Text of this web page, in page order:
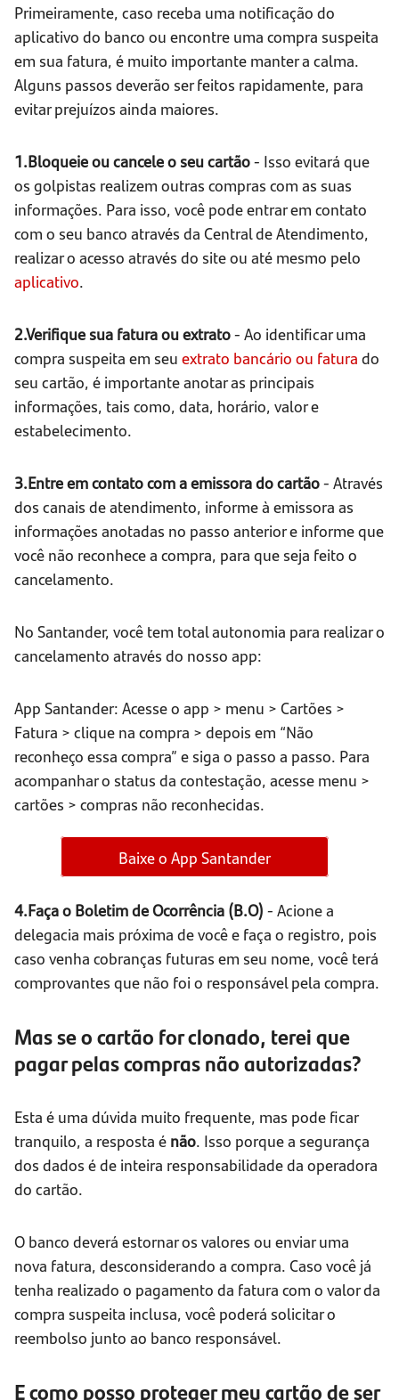
Primeiramente, caso receba uma notificação do
aplicativo do banco ou encontre uma compra suspeita
em sua fatura, é muito importante manter a calma.
Alguns passos deverão ser feitos rapidamente, para
evitar prejuízos ainda maiores.
1.Bloqueie ou cancele o seu cartão- Isso evitará que
os golpistas realizem outras compras com as suas
informações. Para isso, você pode entrar em contato
com o seu banco através da Central de Atendimento,
realizar o acesso através do site ou até mesmo pelo
aplicativo.
2.Verifique sua fatura ou extrato- Ao identificar uma
compra suspeita em seu extrato bancário ou fatura do
seu cartão, é importante anotar as principais
informações, tais como, data, horário, valor e
estabelecimento.
3.Entre em contato com a emissora do cartão- Através
dos canais de atendimento, informe à emissora as
informações anotadas no passo anterior e informe que
você não reconhece a compra, para que seja feito o
cancelamento.
No Santander, você tem total autonomia para realizar o
cancelamento através do nosso app:
App Santander: Acesse o app > menu > Cartões >
Fatura > clique na compra > depois em “Não
reconheço essa compra” e siga o passo a passo. Para
acompanhar o status da contestação, acesse menu >
cartões > compras não reconhecidas.
Baixe o App Santander
4.Faça o Boletim de Ocorrência (B.O) - Acione a
delegacia mais próxima de você e faça o registro, pois
caso venha cobranças futuras em seu nome, você terá
comprovantes que não foi o responsável pela compra.
Mas se o cartão for clonado, terei que
pagar pelas compras não autorizadas?
Esta é uma dúvida muito frequente, mas pode ficar
tranquilo, a resposta é não. Isso porque a segurança
dos dados é de inteira responsabilidade da operadora
do cartão.
O banco deverá estornar os valores ou enviar uma
nova fatura, desconsiderando a compra. Caso você já
tenha realizado o pagamento da fatura com o valor da
compra suspeita inclusa, você poderá solicitar o
reembolso junto ao banco responsável.
E como posso proteger meu cartão de ser